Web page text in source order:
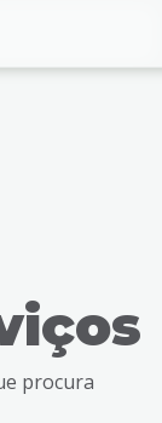
procura